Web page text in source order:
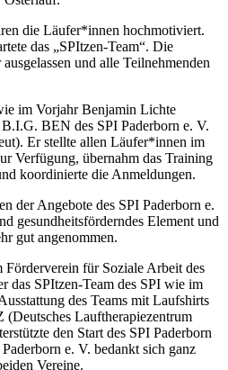
die Läufer*innen hochmotiviert.
das „SPItzen-Team“. Die
und alle Teilnehmenden
im Vorjahr Benjamin Lichte
BEN des SPI Paderborn e. V.
Er stellte allen Läufer*innen im
Verfügung, übernahm das Training
koordinierte die Anmeldungen.
der Angebote des SPI Paderborn e.
gesundheitsförderndes Element und
gut angenommen.
für Soziale Arbeit des
SPItzen-Team des SPI wie im
des Teams mit Laufshirts
Lauftherapiezentrum
den Start des SPI Paderborn
e. V. bedankt sich ganz
Vereine.